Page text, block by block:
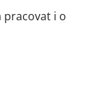
pracovat i o